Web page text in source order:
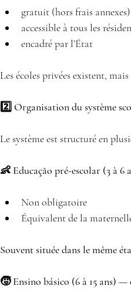
gratuit (hors frais annexes)
accessible à tous les
encadré par l’État
Les écoles privées existent,
2️⃣ Organisation du système
Le système est structuré en
👶 Educação pré-escolar (3 à 6
Non obligatoire
Équivalent de la
Souvent située dans le même
🧒 Ensino básico (6 à 15 ans)